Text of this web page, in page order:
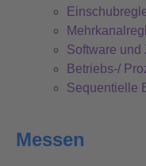
Software und
Betriebs-/
Sequentielle
Messen